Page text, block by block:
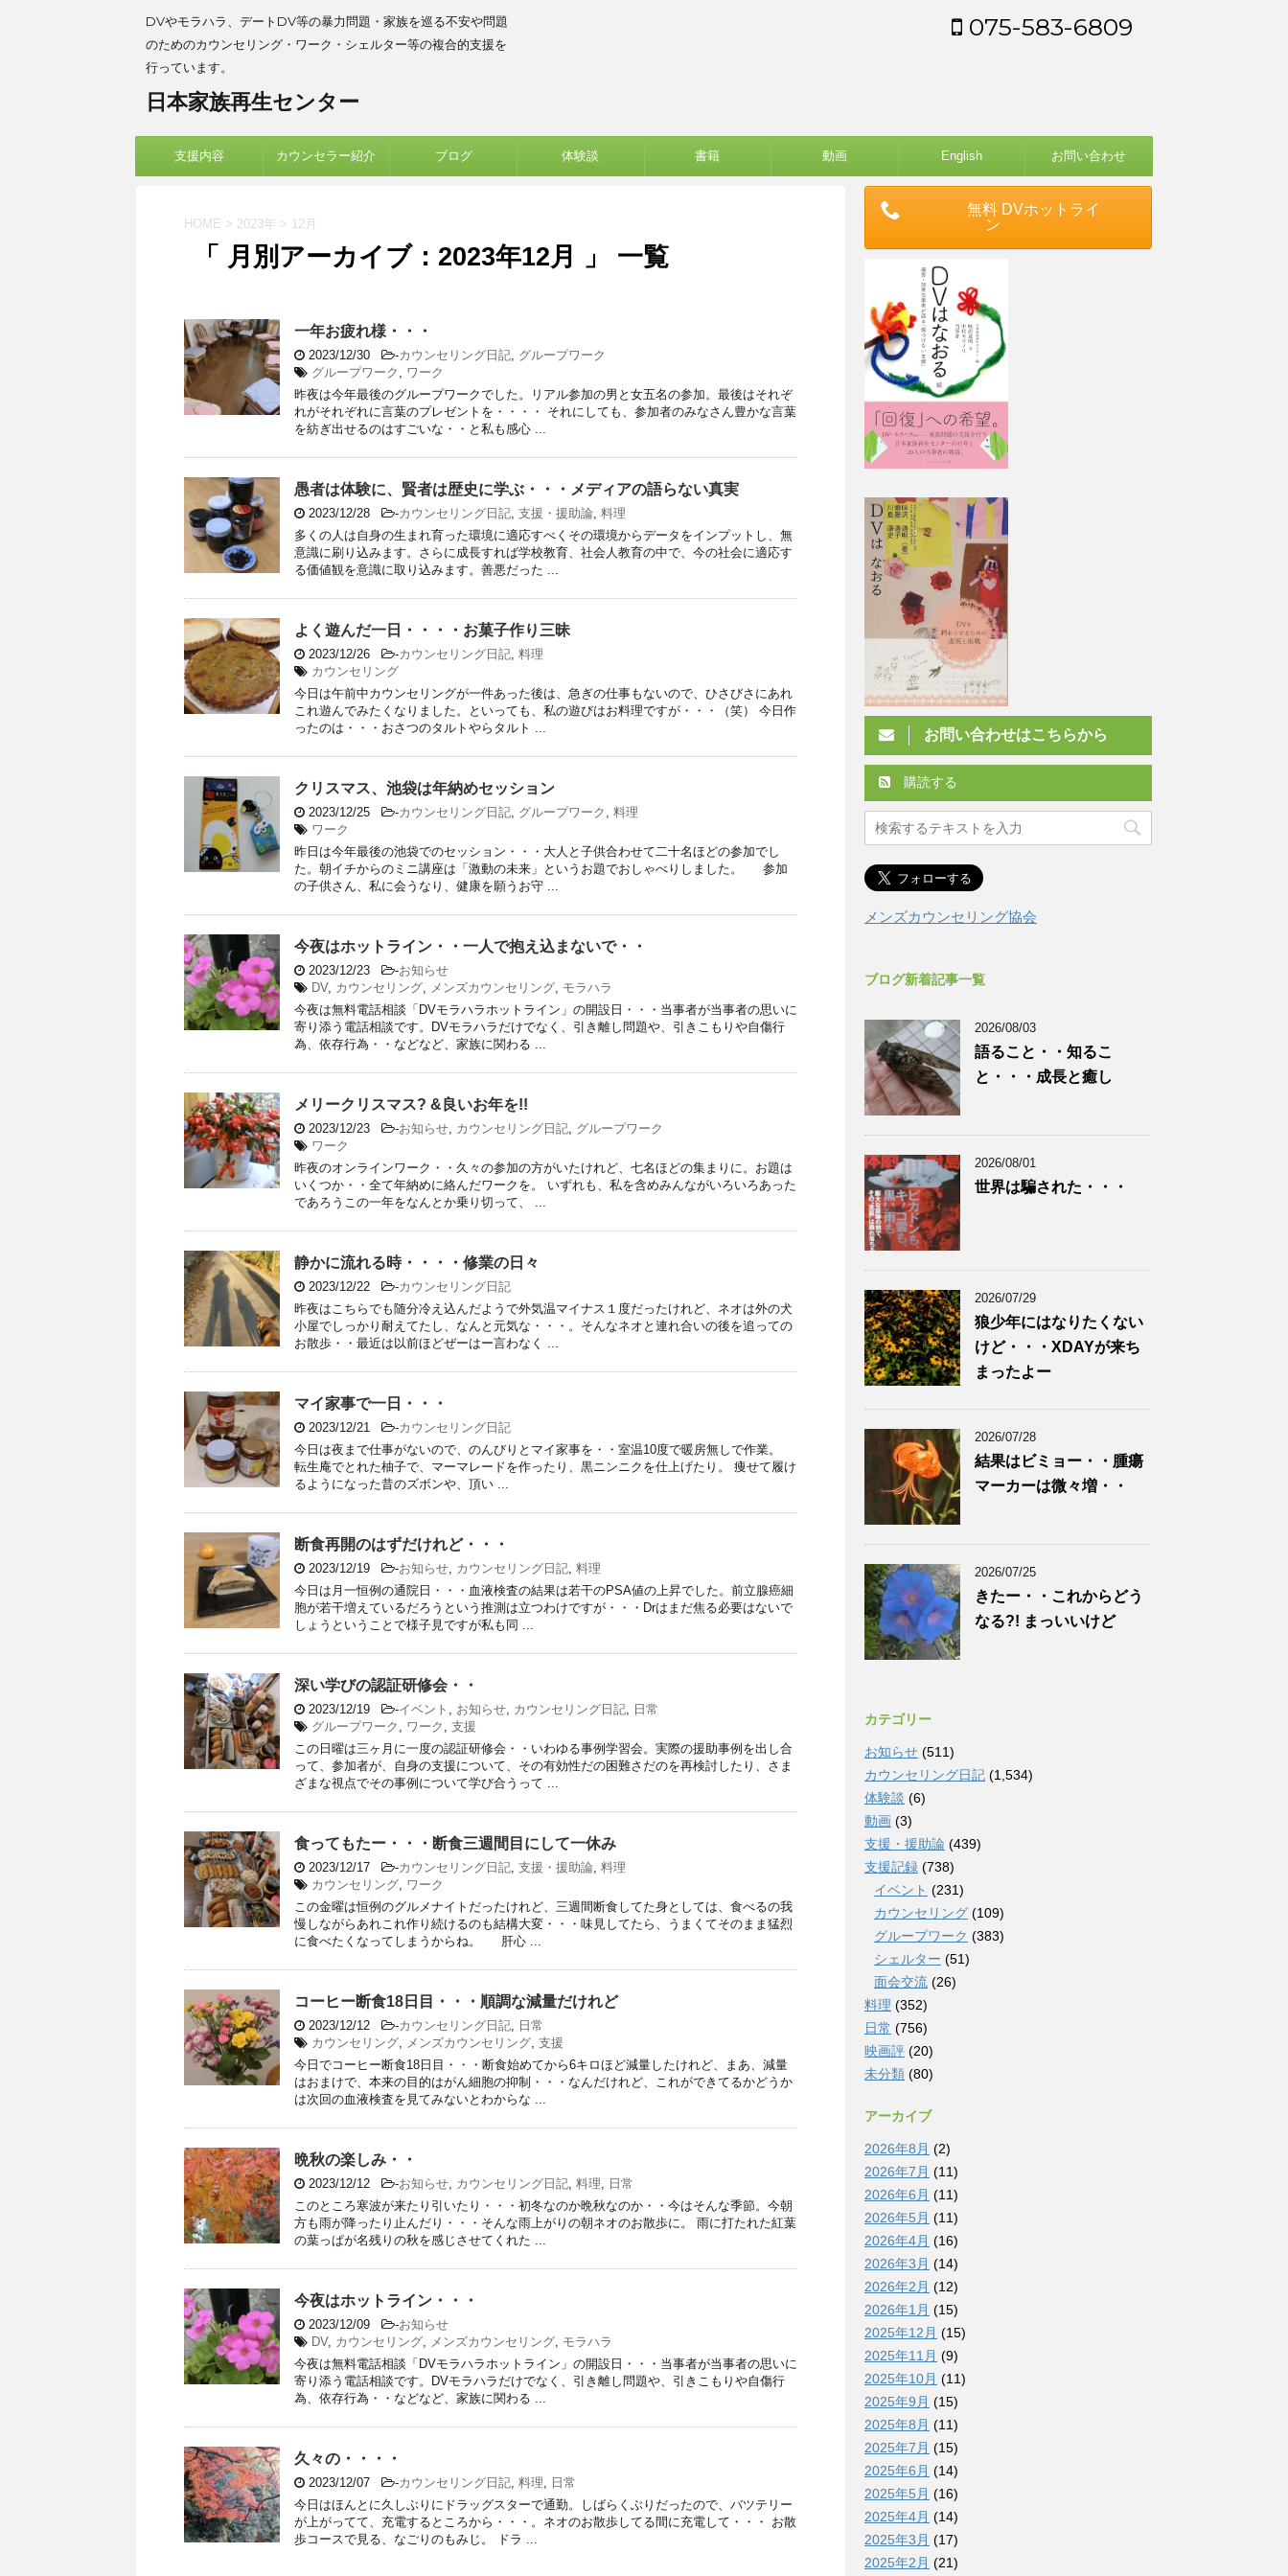
DVやモラハラ、デートDV等の暴力問題・家族を巡る不安や問題
のためのカウンセリング・ワーク・シェルター等の複合的支援を
行っています。
日本家族再生センター
075-583-6809
支援内容 カウンセラー紹介 ブログ 体験談 書籍 動画 English お問い合わせ
HOME > 2023年 > 12月
「 月別アーカイブ：2023年12月 」 一覧
一年お疲れ様・・・
2023/12/30 -カウンセリング日記, グループワーク
グループワーク , ワーク
昨夜は今年最後のグループワークでした。リアル参加の男と女五名の参加。最後はそれぞ
れがそれぞれに言葉のプレゼントを・・・・ それにしても、参加者のみなさん豊かな言葉
を紡ぎ出せるのはすごいな・・と私も感心 ...
愚者は体験に、賢者は歴史に学ぶ・・・メディアの語らない真実
2023/12/28 -カウンセリング日記, 支援・援助論, 料理
多くの人は自身の生まれ育った環境に適応すべくその環境からデータをインプットし、無
意識に刷り込みます。さらに成長すれば学校教育、社会人教育の中で、今の社会に適応す
る価値観を意識に取り込みます。善悪だった ...
よく遊んだ一日・・・・お菓子作り三昧
2023/12/26 -カウンセリング日記, 料理
カウンセリング
今日は午前中カウンセリングが一件あった後は、急ぎの仕事もないので、ひさびさにあれ
これ遊んでみたくなりました。といっても、私の遊びはお料理ですが・・・（笑） 今日作
ったのは・・・おさつのタルトやらタルト ...
クリスマス、池袋は年納めセッション
2023/12/25 -カウンセリング日記, グループワーク , 料理
ワーク
昨日は今年最後の池袋でのセッション・・・大人と子供合わせて二十名ほどの参加でし
た。朝イチからのミニ講座は「激動の未来」というお題でおしゃべりしました。 参加
の子供さん、私に会うなり、健康を願うお守 ...
今夜はホットライン・・一人で抱え込まないで・・
2023/12/23 -お知らせ
DV, カウンセリング, メンズカウンセリング, モラハラ
今夜は無料電話相談「DVモラハラホットライン」の開設日・・・当事者が当事者の思いに
寄り添う電話相談です。DVモラハラだけでなく、引き離し問題や、引きこもりや自傷行
為、依存行為・・などなど、家族に関わる ...
メリークリスマス? &良いお年を!!
2023/12/23 -お知らせ, カウンセリング日記, グループワーク
ワーク
昨夜のオンラインワーク・・久々の参加の方がいたけれど、七名ほどの集まりに。お題は
いくつか・・全て年納めに絡んだワークを。 いずれも、私を含めみんながいろいろあった
であろうこの一年をなんとか乗り切って、 ...
静かに流れる時・・・・修業の日々
2023/12/22 -カウンセリング日記
昨夜はこちらでも随分冷え込んだようで外気温マイナス１度だったけれど、ネオは外の犬
小屋でしっかり耐えてたし、なんと元気な・・・。そんなネオと連れ合いの後を追っての
お散歩・・最近は以前ほどぜーはー言わなく ...
マイ家事で一日・・・
2023/12/21 -カウンセリング日記
今日は夜まで仕事がないので、のんびりとマイ家事を・・室温10度で暖房無しで作業。
転生庵でとれた柚子で、マーマレードを作ったり、黒ニンニクを仕上げたり。 痩せて履け
るようになった昔のズボンや、頂い ...
断食再開のはずだけれど・・・
2023/12/19 -お知らせ, カウンセリング日記, 料理
今日は月一恒例の通院日・・・血液検査の結果は若干のPSA値の上昇でした。前立腺癌細
胞が若干増えているだろうという推測は立つわけですが・・・Drはまだ焦る必要はないで
しょうということで様子見ですが私も同 ...
深い学びの認証研修会・・
2023/12/19 -イベント , お知らせ, カウンセリング日記, 日常
グループワーク , ワーク , 支援
この日曜は三ヶ月に一度の認証研修会・・いわゆる事例学習会。実際の援助事例を出し合
って、参加者が、自身の支援について、その有効性だの困難さだのを再検討したり、さま
ざまな視点でその事例について学び合うって ...
食ってもたー・・・断食三週間目にして一休み
2023/12/17 -カウンセリング日記, 支援・援助論, 料理
カウンセリング, ワーク
この金曜は恒例のグルメナイトだったけれど、三週間断食してた身としては、食べるの我
慢しながらあれこれ作り続けるのも結構大変・・・味見してたら、うまくてそのまま猛烈
に食べたくなってしまうからね。 肝心 ...
コーヒー断食18日目・・・順調な減量だけれど
2023/12/12 -カウンセリング日記, 日常
カウンセリング, メンズカウンセリング, 支援
今日でコーヒー断食18日目・・・断食始めてから6キロほど減量したけれど、まあ、減量
はおまけで、本来の目的はがん細胞の抑制・・・なんだけれど、これができてるかどうか
は次回の血液検査を見てみないとわからな ...
晩秋の楽しみ・・
2023/12/12 -お知らせ, カウンセリング日記, 料理, 日常
このところ寒波が来たり引いたり・・・初冬なのか晩秋なのか・・今はそんな季節。今朝
方も雨が降ったり止んだり・・・そんな雨上がりの朝ネオのお散歩に。 雨に打たれた紅葉
の葉っぱが名残りの秋を感じさせてくれた ...
今夜はホットライン・・・
2023/12/09 -お知らせ
DV, カウンセリング, メンズカウンセリング, モラハラ
今夜は無料電話相談「DVモラハラホットライン」の開設日・・・当事者が当事者の思いに
寄り添う電話相談です。DVモラハラだけでなく、引き離し問題や、引きこもりや自傷行
為、依存行為・・などなど、家族に関わる ...
久々の・・・・
2023/12/07 -カウンセリング日記, 料理, 日常
今日はほんとに久しぶりにドラッグスターで通勤。しばらくぶりだったので、バツテリー
が上がってて、充電するところから・・・。ネオのお散歩してる間に充電して・・・ お散
歩コースで見る、なごりのもみじ。 ドラ ...
無料 DVホットライ
ン
お問い合わせはこちらから
購読する
メンズカウンセリング協会
ブログ新着記事一覧
2026/08/03
語ること・・知るこ
と・・・成長と癒し
2026/08/01
世界は騙された・・・
2026/07/29
狼少年にはなりたくない
けど・・・XDAYが来ち
まったよー
2026/07/28
結果はビミョー・・腫瘍
マーカーは微々増・・
2026/07/25
きたー・・これからどう
なる?! まっいいけど
カテゴリー
お知らせ (511)
カウンセリング日記 (1,534)
体験談 (6)
動画 (3)
支援・援助論 (439)
支援記録 (738)
イベント (231)
カウンセリング (109)
グループワーク (383)
シェルター (51)
面会交流 (26)
料理 (352)
日常 (756)
映画評 (20)
未分類 (80)
アーカイブ
2026年8月 (2)
2026年7月 (11)
2026年6月 (11)
2026年5月 (11)
2026年4月 (16)
2026年3月 (14)
2026年2月 (12)
2026年1月 (15)
2025年12月 (15)
2025年11月 (9)
2025年10月 (11)
2025年9月 (15)
2025年8月 (11)
2025年7月 (15)
2025年6月 (14)
2025年5月 (16)
2025年4月 (14)
2025年3月 (17)
2025年2月 (21)